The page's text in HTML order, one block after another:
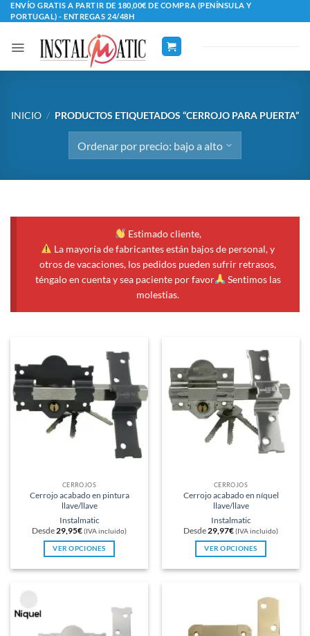
Saltar
al
contenido
ENVÍO GRATIS A PARTIR DE 180,00€ DE COMPRA (PENÍNSULA Y
PORTUGAL) - ENTREGAS 24/48H
INICIO / PRODUCTOS ETIQUETADOS “CERROJO PARA PUERTA”
Estimado cliente,
La mayoría de fabricantes están bajos de personal, y
otros de vacaciones, los pedidos pueden sufrir retrasos,
téngalo en cuenta y sea paciente por favor
Sentimos las
molestias.
CERROJOS
Cerrojo acabado en pintura
llave/llave
Instalmatic
Desde 29,95€(IVA incluido)
VER OPCIONES
Las
CERROJOS
Cerrojo acabado en níquel
llave/llave
Instalmatic
Desde 29,97€(IVA incluido)
VER OPCIONES
múltiples
Las